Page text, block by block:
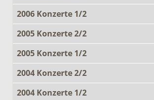
2006 Konzerte 1/2
2005 Konzerte 2/2
2005 Konzerte 1/2
2004 Konzerte 2/2
2004 Konzerte 1/2